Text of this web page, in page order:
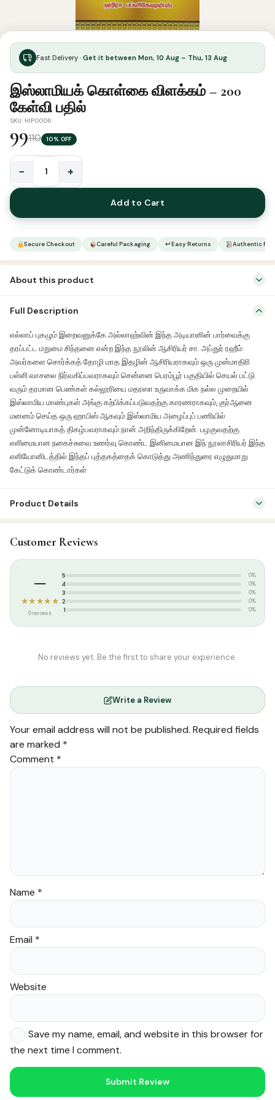
Fast Delivery · Get it between Mon, 10 Aug – Thu, 13 Aug
இஸ்லாமியக் கொள்கை விளக்கம் – 200
கேள்வி பதில்
SKU: HIP0006
99110 10% OFF
இஸ்லாமியக்
கொள்கை
விளக்கம்
-
கேள்வி
quantity
− +
Add to Cart
Secure Checkout Careful Packaging ↩ Easy Returns Authentic
About this product
தரப்பட்ட மறுமை சிந்தனை என்ற இந்த நூலின் ஆசிரியர் சா. அப்துர் ரஹீம்
அவர்களை சொர்க்கத் தோழி மாத இதழின் ஆசிரியராகவும் ஒரு முன்மாதிரி
பள்ளி வாசலை நிர்வகிப்பவராகவும் சென்னை பெரம்பூர் பகுதியில் செயல் பட்டு
வரும் தரமான பெண்கள் கல்லூரியை மதரஸா உருவாக்க மிக நல்ல முறையில்
இஸ்லாமிய மாண்புகள் அங்கு கற்பிக்கப்படுவதற்கு காரணராகவும், குர்ஆனை
மனனம் செய்த ஒரு ஹாபிஸ் ஆகவும் இஸ்லாமிய அழைப்புப் […]
Full Description
எல்லாப் புகழும் இறைவனுக்கே அல்லாஹ்வின் இந்த அடியானின் பார்வைக்கு
தரப்பட்ட மறுமை சிந்தனை என்ற இந்த நூலின் ஆசிரியர் சா. அப்துர் ரஹீம்
அவர்களை சொர்க்கத் தோழி மாத இதழின் ஆசிரியராகவும் ஒரு முன்மாதிரி
பள்ளி வாசலை நிர்வகிப்பவராகவும் சென்னை பெரம்பூர் பகுதியில் செயல் பட்டு
வரும் தரமான பெண்கள் கல்லூரியை மதரஸா உருவாக்க மிக நல்ல முறையில்
இஸ்லாமிய மாண்புகள் அங்கு கற்பிக்கப்படுவதற்கு காரணராகவும், குர்ஆனை
மனனம் செய்த ஒரு ஹாபிஸ் ஆகவும் இஸ்லாமிய அழைப்புப் பணியில்
முன்னோடியாகத் திகழ்பவராகவும் நான் அறிந்திருக்கிறேன். பழகுவதற்கு
எளிமையான நகைச்சுவை உணர்வு கொண்ட இனிமையான இந் நூலாசிரியர் இந்த
எளியோனிடத்தில் இந்தப் புத்தகத்தைக் கொடுத்து அணிந்துரை எழுதுமாறு
கேட்டுக் கொண்டார்கள்
Product Details
Categories: Aqeedah,Tamil Islamic Books
Tags:
Customer Reviews
–
★★★★★
0 reviews
5 0%
4 0%
3 0%
2 0%
1 0%
No reviews yet. Be the first to share your experience.
Write a Review
Your email address will not be published. Required fields
are marked *
Comment *
Name *
Email *
Website
Save my name, email, and website in this browser for
the next time I comment.